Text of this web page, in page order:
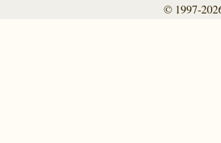
© 1997-